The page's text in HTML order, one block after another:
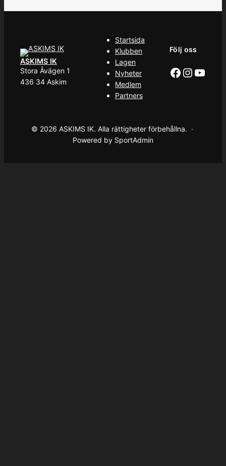
ASKIMS IK
Stora Åvägen 1
436 34 Askim
Startsida
Klubben
Lagen
Nyheter
Medlem
Partners
Följ oss
Facebook
© 2026 ASKIMS IK. Alla rättigheter förbehållna. ·
Powered by SportAdmin